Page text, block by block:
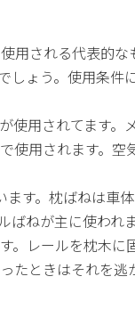
用される代表的
ょう。使用条
用されてます
用されます。
す。枕ばねは車
ねが主に使われま
レールを枕木に
ときはそれを